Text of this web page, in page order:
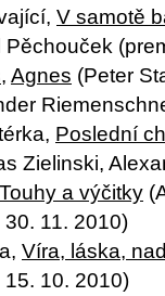
V samotě
Pěchouček
, Agnes (Peter
Poslední
Zielinski,
Touhy a výčitky
30. 11. 2010)
Víra, láska,
15. 10. 2010)